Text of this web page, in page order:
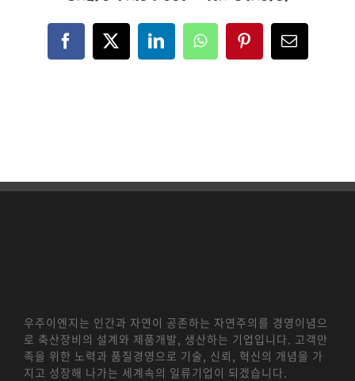
Facebook
X LinkedInWhatsAppPinterest
이
메
우주이엔지는 인간과 자연이 공존하는 자연주의를 경영이념으
로 축산장비의 설계와 제품개발, 생산하는 기업입니다. 고객만
족을 위한 노력과 품질경영으로 기술, 신뢰, 혁신의 개념을 가
지고 성장해 나가는 세계속의 일류기업이 되겠습니다.